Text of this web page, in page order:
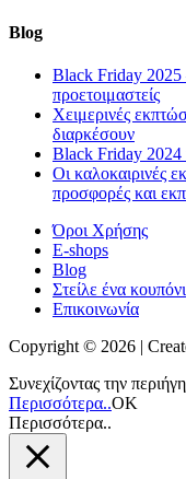
Blog
Black Friday 2025
προετοιμαστείς
Χειμερινές
διαρκέσουν
Black Friday 2024
Οι καλοκαιρινές
προσφορές και
Όροι Χρήσης
E-shops
Blog
Στείλε ένα κουπόνι
Επικοινωνία
Copyright © 2026 |
Συνεχίζοντας την
Περισσότερα..ΟΚ
Περισσότερα..